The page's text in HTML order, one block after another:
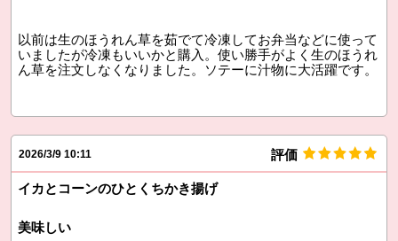
以前は生のほうれん草を茹でて冷凍してお弁当などに使って
いましたが冷凍もいいかと購入。使い勝手がよく生のほうれ
ん草を注文しなくなりました。ソテーに汁物に大活躍です。
2026/3/9 10:11 評価
イカとコーンのひとくちかき揚げ
美味しい